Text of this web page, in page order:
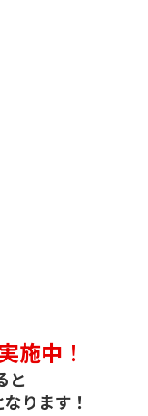
施中！
と
なります！